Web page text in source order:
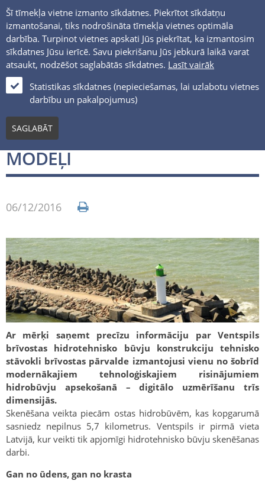
Šī tīmekļa vietne izmanto sīkdatnes. Piekrītot sīkdatņu
izmantošanai, tiks nodrošināta tīmekļa vietnes optimāla
darbība. Turpinot vietnes apskati Jūs piekrītat, ka izmantosim
sīkdatnes Jūsu ierīcē. Savu piekrišanu Jūs jebkurā laikā varat
atsaukt, nodzēšot saglabātās sīkdatnes. Lasīt vairāk
Statistikas sīkdatnes (nepieciešamas, lai uzlabotu vietnes
darbību un pakalpojumus)
SAGLABĀT
Jaunumi un notikumi
IEGŪTI OSTAS HIDROBŪVJU 3D
MODEĻI
06/12/2016
Ar mērķi saņemt precīzu informāciju par Ventspils
brīvostas hidrotehnisko būvju konstrukciju tehnisko
stāvokli brīvostas pārvalde izmantojusi vienu no šobrīd
modernākajiem tehnoloģiskajiem risinājumiem
hidrobūvju apsekošanā – digitālo uzmērīšanu trīs
dimensijās.
Skenēšana veikta piecām ostas hidrobūvēm, kas kopgarumā
sasniedz nepilnus 5,7 kilometrus. Ventspils ir pirmā vieta
Latvijā, kur veikti tik apjomīgi hidrotehnisko būvju skenēšanas
darbi.
Gan no ūdens, gan no krasta